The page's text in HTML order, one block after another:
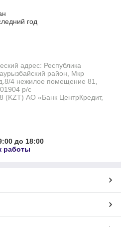
год
адрес: Республика
район, Мкр
4 нежилое помещение 81,
р/с
(KZT) АО «Банк ЦентрКредит,
до 18:00
работы